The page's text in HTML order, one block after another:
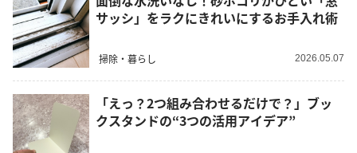
サッシ」をラクにきれいにするお手入れ術
掃除・暮らし 2026.05.07
「えっ？2つ組み合わせるだけで？」ブッ
クスタンドの“3つの活用アイデア”